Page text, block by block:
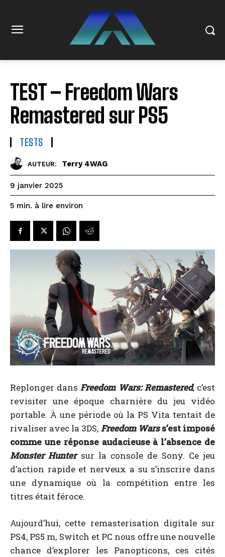
TEST – Freedom Wars
Remastered sur PS5
TESTS
AUTEUR: Terry 4WAG
9 janvier 2025
5 min. à lire environ
Replonger dansFreedom Wars: Remastered, c’est
revisiter une époque charnière du jeu vidéo
portable. À une période où la PS Vita tentait de
rivaliser avec la 3DS, Freedom Warss’est imposé
comme une réponse audacieuse à l’absence de
Monster Hunter sur la console de Sony. Ce jeu
d’action rapide et nerveux a su s’inscrire dans
une dynamique où la compétition entre les
titres était féroce.
Aujourd’hui, cette remasterisation digitale sur
PS4, PS5 m, Switch et PC nous offre une nouvelle
chance d’explorer les Panopticons, ces cités